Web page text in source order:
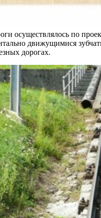
осуществлялось по
движущимися
дорогах.